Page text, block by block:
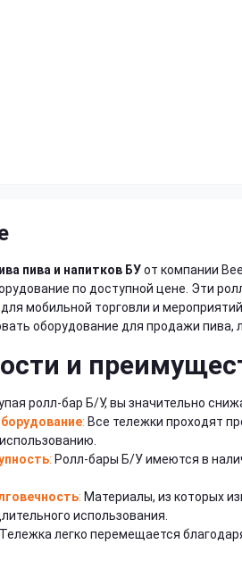
пива и напитков БУот компании
по доступной цене. Эти
мобильной торговли и
оборудование для продажи пива,
и
ролл-бар Б/У, вы значительно
: Все тележки проходят
: Ролл-бары Б/У имеются в
: Материалы, из которых
использования.
Тележка легко перемещается